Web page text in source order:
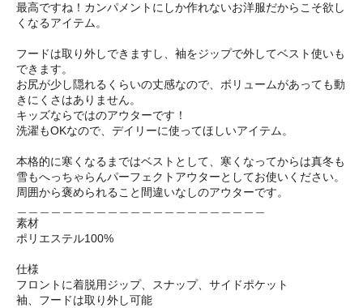
最高ですね！カンパメントにしか作れないお洋服だからこそ欲し
くなるアイテム。
フードは取り外しできますし、袖をジップで外してベスト使いも
できます。
お尻が少し隠れるくらいの丈感なので、ボリュームがあっても動
きにくさはありません。
キッズならではのアウターです！
洗濯もOKなので、デイリーに使ってほしいアイテム。
本格的に寒くなるまではベストとして、寒くなってからは真冬も
雪もへっちゃらんパーフェクトアウターとしてお使いください。
周囲から褒められること間違いなしのアウターです。
素材
ポリエステル100%
仕様
フロントに着脱用ジップ、スナップ、サイドポケット
袖、フードは取り外し可能